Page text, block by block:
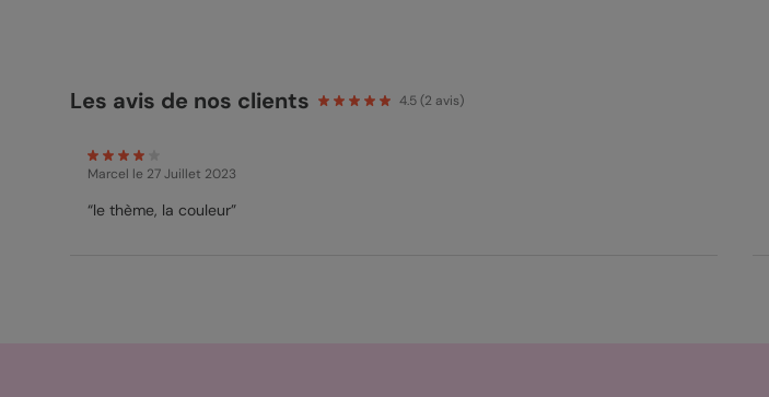
Les avis de nos clients 4.5(2 avis)
Marcel le 27 Juillet 2023
“le thème, la couleur”